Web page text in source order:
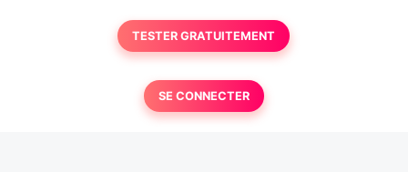
TESTER GRATUITEMENT
SE CONNECTER